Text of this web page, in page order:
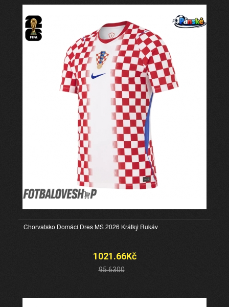
Chorvatsko Domácí Dres MS 2026 Krátký Rukáv
1021.66Kč
95.6300